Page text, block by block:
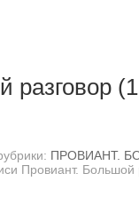
разговор
ПРОВИАНТ.
Провиант. Большой